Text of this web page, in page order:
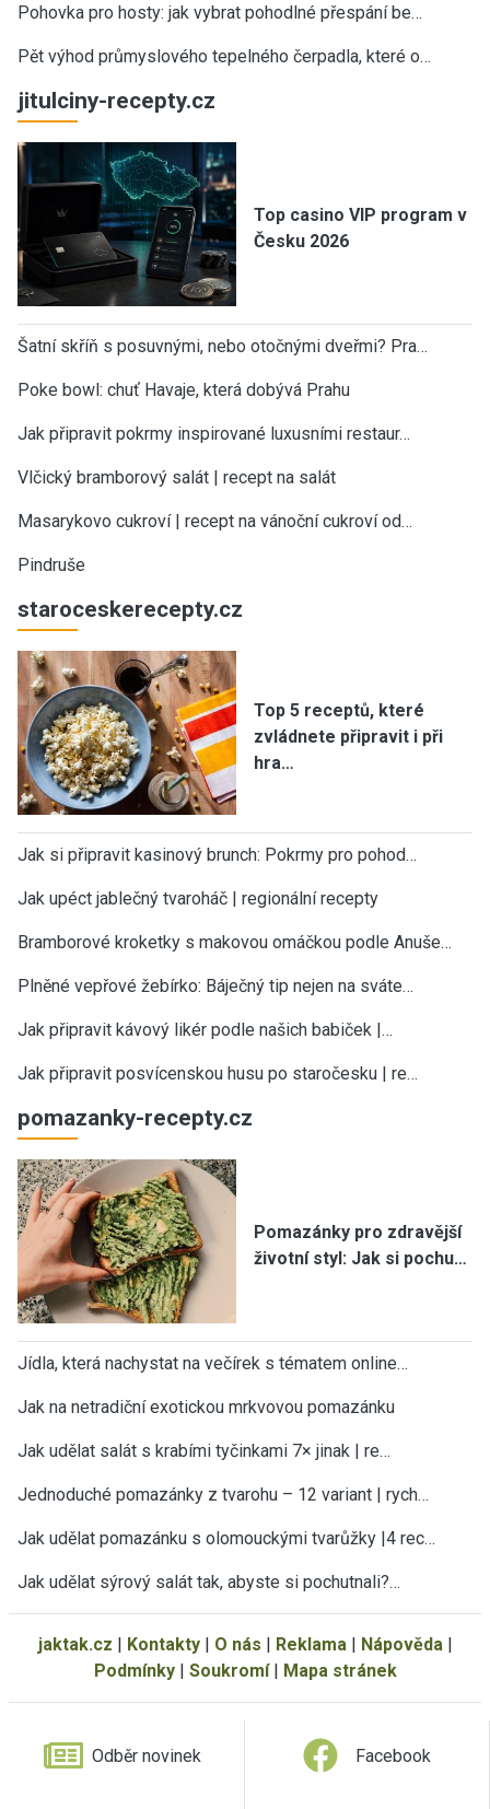
Pohovka pro hosty: jak vybrat pohodlné přespání be…
Pět výhod průmyslového tepelného čerpadla, které o…
jitulciny-recepty.cz
Top casino VIP program v
Česku 2026
Šatní skříň s posuvnými, nebo otočnými dveřmi? Pra…
Poke bowl: chuť Havaje, která dobývá Prahu
Jak připravit pokrmy inspirované luxusními restaur…
Vlčický bramborový salát | recept na salát
Masarykovo cukroví | recept na vánoční cukroví od…
Pindruše
staroceskerecepty.cz
Top 5 receptů, které
zvládnete připravit i při
hra…
Jak si připravit kasinový brunch: Pokrmy pro pohod…
Jak upéct jablečný tvaroháč | regionální recepty
Bramborové kroketky s makovou omáčkou podle Anuše…
Plněné vepřové žebírko: Báječný tip nejen na sváte…
Jak připravit kávový likér podle našich babiček |…
Jak připravit posvícenskou husu po staročesku | re…
pomazanky-recepty.cz
Pomazánky pro zdravější
životní styl: Jak si pochu…
Jídla, která nachystat na večírek s tématem online…
Jak na netradiční exotickou mrkvovou pomazánku
Jak udělat salát s krabími tyčinkami 7× jinak | re…
Jednoduché pomazánky z tvarohu – 12 variant | rych…
Jak udělat pomazánku s olomouckými tvarůžky |4 rec…
Jak udělat sýrový salát tak, abyste si pochutnali?…
jaktak.cz | Kontakty| O nás | Reklama | Nápověda |
Podmínky| Soukromí| Mapa stránek
Odběr novinek Facebook